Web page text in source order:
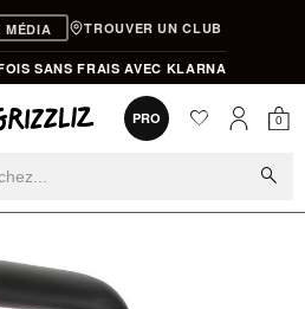
MÉDIA TROUVER UN CLUB
SANS FRAIS AVEC KLARNA
PRO favorite0
0
search